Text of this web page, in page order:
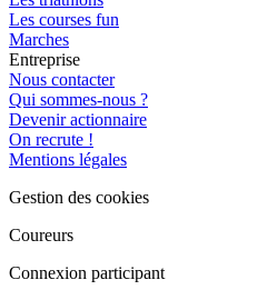
Les courses fun
Marches
Entreprise
Nous contacter
Qui sommes-nous ?
Devenir actionnaire
On recrute !
Mentions légales
Gestion des cookies
Coureurs
Connexion participant